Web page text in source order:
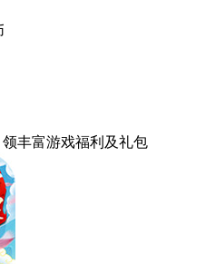
领丰富游戏福利 及礼包